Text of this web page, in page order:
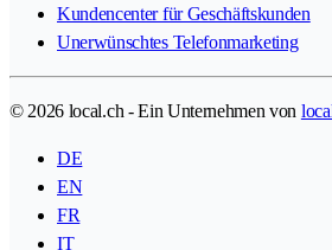
Kundencenter für Geschäftskunden
Unerwünschtes Telefonmarketing
© 2026 local.ch - Ein Unternehmen von
DE
EN
FR
IT